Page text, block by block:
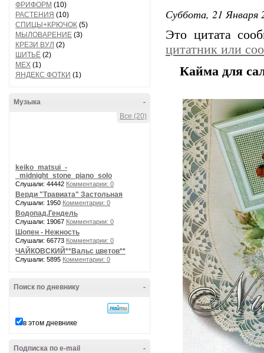
ФРИФОРМ (10)
РАСТЕНИЯ (10)
СПИЦЫ+КРЮЧОК (5)
МЫЛОВАРЕНИЕ (3)
КРЕЗИ ВУЛ (2)
ШИТЬЁ (2)
МЕХ (1)
ЯНДЕКС ФОТКИ (1)
-
Музыка
Все (20)
keiko_matsui_-
_midnight_stone_piano_solo
Слушали: 44442 Комментарии: 0
Верди "Травиата" Застольная
Слушали: 1950 Комментарии: 0
Водопад.Гендель
Слушали: 19067 Комментарии: 0
Шопен - Нежность
Слушали: 66773 Комментарии: 0
ЧАЙКОВСКИЙ**Вальс цветов**
Слушали: 5895 Комментарии: 0
-
Поиск по дневнику
в этом дневнике
-
Подписка по e-mail
Суббота, 21 Января
Это цитата
цитатник или
Кайма для